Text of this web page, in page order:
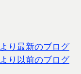
より最新のブログ
より以前のブログ